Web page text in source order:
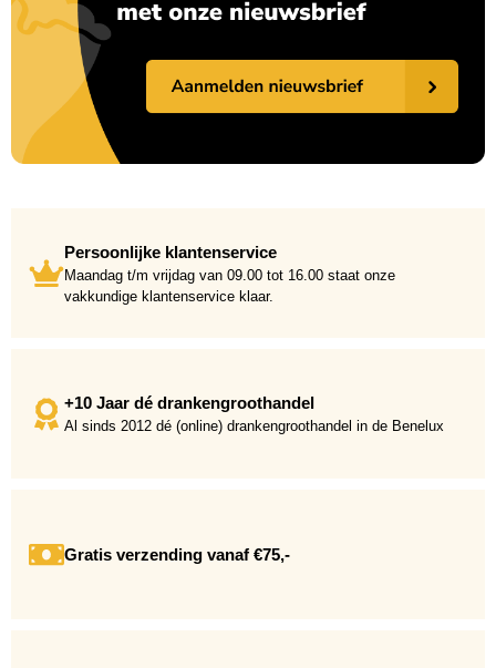
Persoonlijke klantenservice
Maandag t/m vrijdag van 09.00 tot 16.00 staat onze
vakkundige klantenservice klaar.
+10 Jaar dé drankengroothandel
Al sinds 2012 dé (online) drankengroothandel in de Benelux
Gratis verzending vanaf €75,-